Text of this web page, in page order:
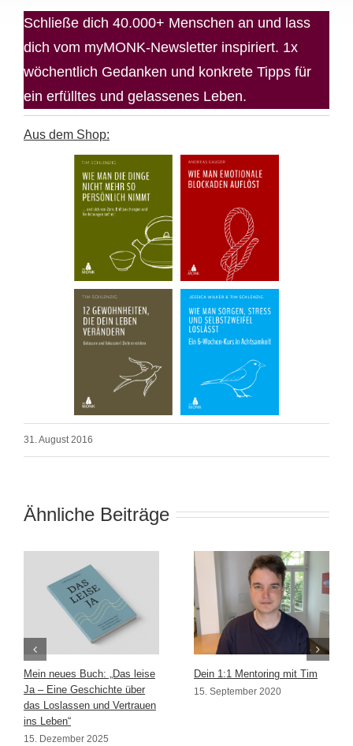
Schließe dich 40.000+ Menschen an und lass
dich vom myMONK-Newsletter inspiriert. 1x
wöchentlich Gedanken und konkrete Tipps für
ein erfülltes und gelassenes Leben.
Aus dem Shop:
31. August 2016
Ähnliche Beiträge
Mein neues Buch: „Das leise
Ja – Eine Geschichte über
das Loslassen und Vertrauen
ins Leben“
15. Dezember 2025
Dein 1:1 Mentoring mit Tim
15. September 2020